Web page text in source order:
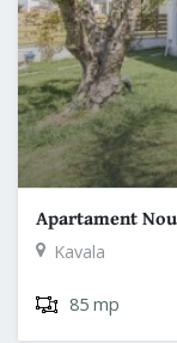
Apartament
Paralia Ofriniou |
Kavala
85 mp